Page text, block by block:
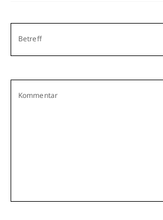
Betreff
Kommentar